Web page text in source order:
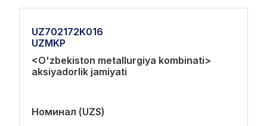
UZ702172K016
UZMKP
<O'zbekiston metallurgiya kombinati>
aksiyadorlik jamiyati
Номинал (UZS)